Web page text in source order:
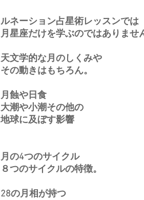
ルネーション占星術レッスンでは
月星座だけを学ぶのではありませ
天文学的な月のしくみや
その動きはもちろん。
月蝕や日食
大潮や小潮その他の
地球に及ぼす影響
月の4つのサイクル
８つのサイクルの特徴。
28の月相が持つ